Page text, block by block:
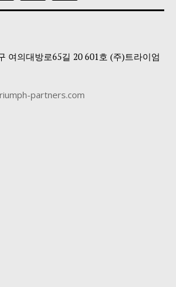
여의대방로65길 20 601호 (주)트라이엄
partners.com